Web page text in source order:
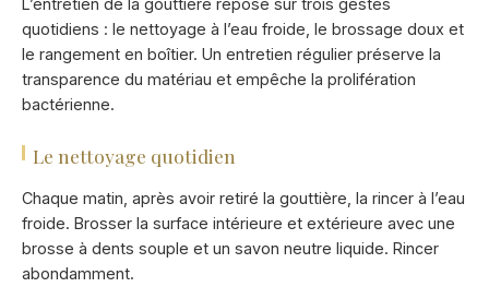
L’entretien de la gouttière repose sur trois gestes
quotidiens : le nettoyage à l’eau froide, le brossage doux et
le rangement en boîtier. Un entretien régulier préserve la
transparence du matériau et empêche la prolifération
bactérienne.
Le nettoyage quotidien
Chaque matin, après avoir retiré la gouttière, la rincer à l’eau
froide. Brosser la surface intérieure et extérieure avec une
brosse à dents souple et un savon neutre liquide. Rincer
abondamment.